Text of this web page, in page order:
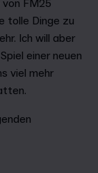
FM25
tolle Dinge zu
Ich will aber
einer neuen
viel mehr